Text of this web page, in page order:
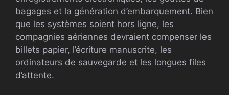
bagages et la génération d’embarquement. Bien
que les systèmes soient hors ligne, les
compagnies aériennes devraient compenser les
billets papier, l’écriture manuscrite, les
ordinateurs de sauvegarde et les longues files
d’attente.